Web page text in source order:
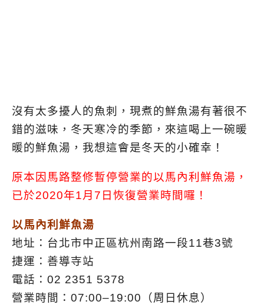
沒有太多擾人的魚刺，現煮的鮮魚湯有著很不
錯的滋味，冬天寒冷的季節，來這喝上一碗暖
暖的鮮魚湯，我想這會是冬天的小確幸！
原本因馬路整修暫停營業的以馬內利鮮魚湯，
已於2020年1月7日恢復營業時間囉！
以馬內利鮮魚湯
地址：台北市中正區杭州南路一段11巷3號
捷運：善導寺站
電話：02 2351 5378
營業時間：07:00–19:00（周日休息）